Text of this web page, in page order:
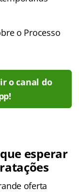
o Processo
o canal do
esperar
oferta